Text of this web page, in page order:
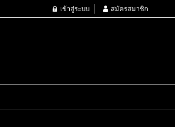
เข้าสู่ระบบ สมัครสมาชิก